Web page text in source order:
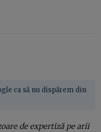
ca să nu dispărem din
de expertiză pe arii